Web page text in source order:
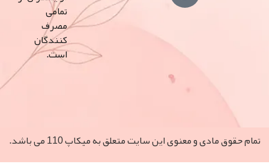
تمامی
مصرف
کنندگان
است.
و معنوی این سایت متعلق به میکاپ 110 می‌ باشد.